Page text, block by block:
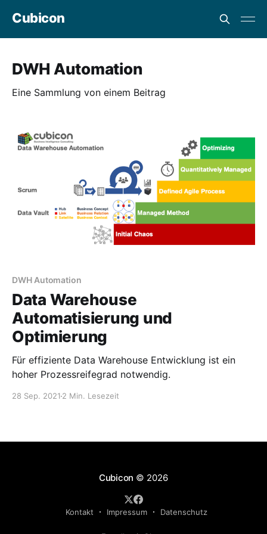
Cubicon
DWH Automation
Eine Sammlung von einem Beitrag
DWH Automation
Data Warehouse
Automatisierung und
Optimierung
Für effiziente Data Warehouse Entwicklung ist ein
hoher Prozessreifegrad notwendig.
28 Sep. 2021 2 Min. Lesezeit
Cubicon © 2026
Kontakt Impressum Datenschutz